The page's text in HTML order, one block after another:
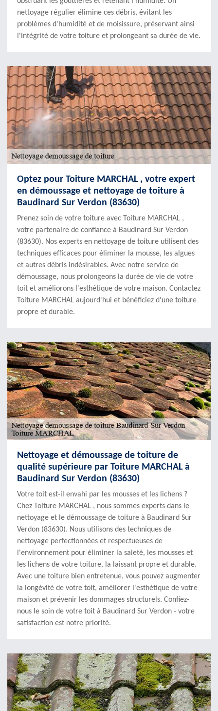
nettoyage régulier élimine ces débris, évitant les
problèmes d'humidité et de moisissure, préservant ainsi
l'intégrité de votre toiture et prolongeant sa durée de vie.
Optez pour Toiture MARCHAL , votre expert
en démoussage et nettoyage de toiture à
Baudinard Sur Verdon (83630)
Prenez soin de votre toiture avec Toiture MARCHAL ,
votre partenaire de confiance à Baudinard Sur Verdon
(83630). Nos experts en nettoyage de toiture utilisent des
techniques efficaces pour éliminer la mousse, les algues
et autres débris indésirables. Avec notre service de
démoussage, nous prolongeons la durée de vie de votre
toit et améliorons l'esthétique de votre maison. Contactez
Toiture MARCHAL aujourd'hui et bénéficiez d'une toiture
propre et durable.
Nettoyage et démoussage de toiture de
qualité supérieure par Toiture MARCHAL à
Baudinard Sur Verdon (83630)
Votre toit est-il envahi par les mousses et les lichens ?
Chez Toiture MARCHAL , nous sommes experts dans le
nettoyage et le démoussage de toiture à Baudinard Sur
Verdon (83630). Nous utilisons des techniques de
nettoyage perfectionnées et respectueuses de
l'environnement pour éliminer la saleté, les mousses et
les lichens de votre toiture, la laissant propre et durable.
Avec une toiture bien entretenue, vous pouvez augmenter
la longévité de votre toit, améliorer l'esthétique de votre
maison et prévenir les dommages structurels. Confiez-
nous le soin de votre toit à Baudinard Sur Verdon - votre
satisfaction est notre priorité.